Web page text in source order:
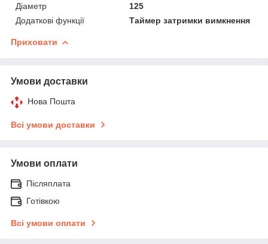
Діаметр
125
Додаткові функції
Таймер затримки вимкнення
Приховати
Умови доставки
Нова Пошта
Всі умови доставки
Умови оплати
Післяплата
Готівкою
Всі умови оплати